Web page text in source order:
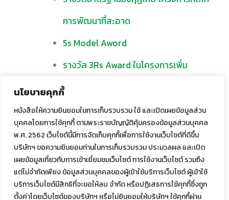
นโยบายคุกกี้
หนังสือให้ความยินยอมในการเก็บรวบรวม ใช้ และเปิดเผยข้อมูลส่วน
บุคคลโดยการใช้คุกกี้ ตามพระราชบัญญัติคุ้มครองข้อมูลส่วนบุคคล
พ.ศ. 2562 เว็บไซต์นี้มีการจัดเก็บคุกกี้เพื่อการใช้งานเว็บไซต์ที่ดีขึ้น
บริษัทฯ ขอความยินยอมท่านในการเก็บรวบรวม ประมวลผล และเปิด
เผยข้อมูลเกี่ยวกับการเข้าเยี่ยมชมเว็บไซต์ การใช้งานเว็บไซต์ รวมถึง
แต่ไม่จำกัดเพียง ข้อมูลส่วนบุคคลของผู้เข้าใช้บริการเว็บไซต์ ผู้เข้าใช้
บริการเว็บไซต์มีสิทธิที่จะขอให้ลบ จำกัด หรือปฏิเสธการใช้คุกกี้ซึ่งถูก
ตั้งค่าโดยเว็บไซต์ของบริษัทฯ หรือไม่ยินยอมให้บริษัทฯ ใช้คุกกี้ผ่าน
การพัฒนาที่สะอาด
5s Model Aword
รางวัล 3Rs Award ในโครงการเพิ่ม
ประสิทธิภาพการจัดการกากอุตสาหกรรม
นำไปสู่ Zero Waste to Landfill ประจำปี
2566
รางวัลกิจกรรมการรณรงค์ลดสถิติ
อุบัติเหตุจากการทำงานให้เป็นศูนย์ ประจำปี